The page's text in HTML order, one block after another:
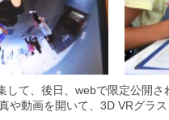
して、後日、webで限定公開
や動画を開いて、3D VRグラ